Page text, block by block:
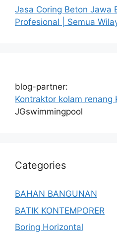
Jasa Coring Beton Jawa
Profesional | Semua
blog-partner:
Kontraktor kolam renang
JGswimmingpool
Categories
BAHAN BANGUNAN
BATIK KONTEMPORER
Boring Horizontal